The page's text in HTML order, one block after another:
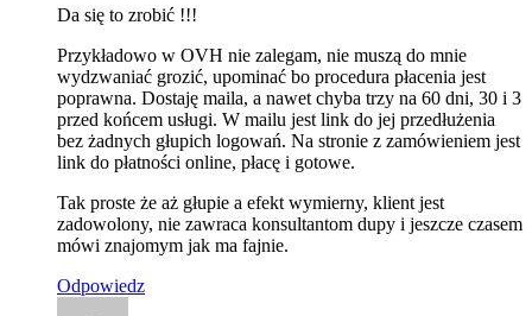
Da się to zrobić !!!
Przykładowo w OVH nie zalegam, nie muszą do mnie
wydzwaniać grozić, upominać bo procedura płacenia jest
poprawna. Dostaję maila, a nawet chyba trzy na 60 dni, 30 i 3
przed końcem usługi. W mailu jest link do jej przedłużenia
bez żadnych głupich logowań. Na stronie z zamówieniem jest
link do płatności online, płacę i gotowe.
Tak proste że aż głupie a efekt wymierny, klient jest
zadowolony, nie zawraca konsultantom dupy i jeszcze czasem
mówi znajomym jak ma fajnie.
Odpowiedz